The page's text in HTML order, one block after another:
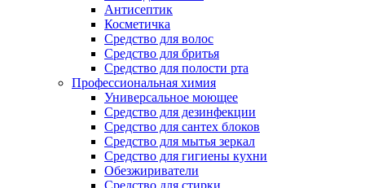
Антисептик
Косметичка
Средство для волос
Средство для бритья
Средство для полости рта
Профессиональная химия
Универсальное моющее
Средство для дезинфекции
Средство для сантех блоков
Средство для мытья зеркал
Средство для гигиены кухни
Обезжириватели
Средство для стирки